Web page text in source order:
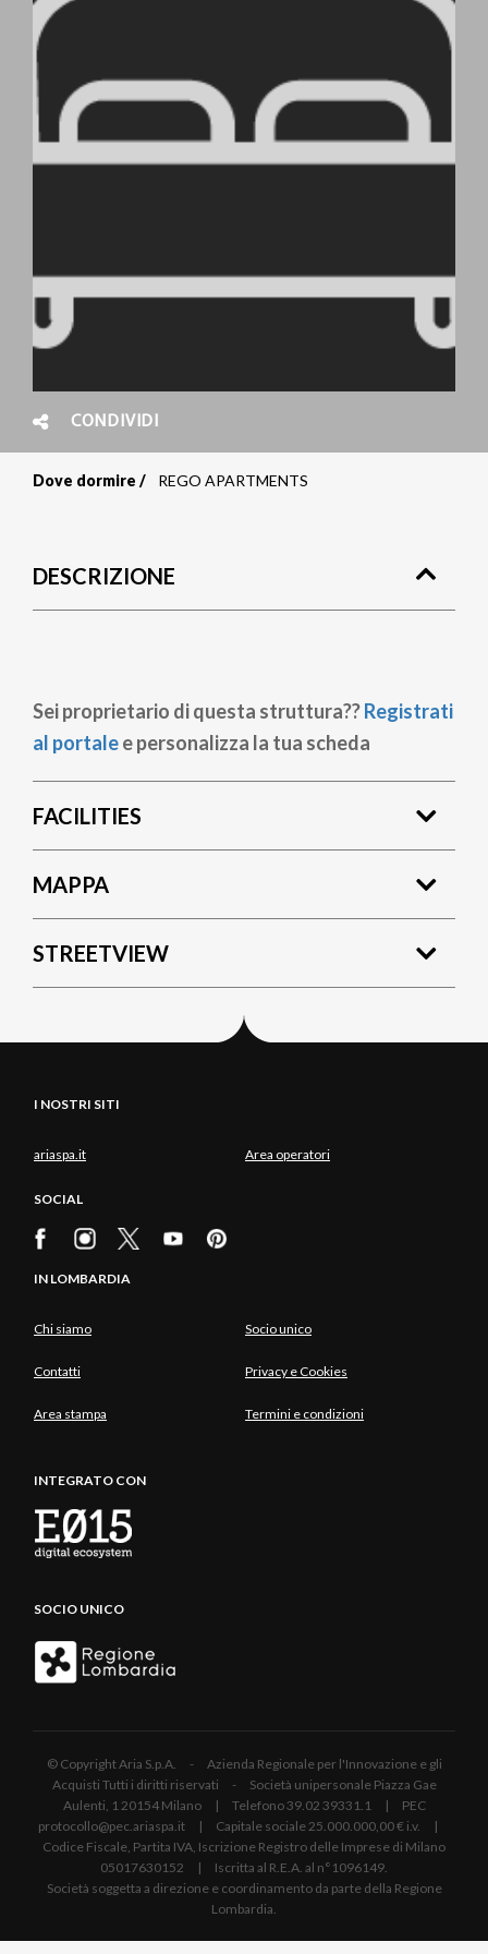
CONDIVIDI
pane
Dove dormire REGO APARTMENTS
DESCRIZIONE
Sei proprietario di questa struttura??Registrati
al portalee personalizza la tua scheda
FACILITIES
MAPPA
STREETVIEW
I NOSTRI SITI
ariaspa.it Area operatori
SOCIAL
IN LOMBARDIA
Chi siamo Socio unico
Contatti Privacy e Cookies
Area stampa Termini e condizioni
INTEGRATO CON
SOCIO UNICO
© Copyright Aria S.p.A. - Azienda Regionale per l'Innovazione e gli
Acquisti Tutti i diritti riservati - Società unipersonale Piazza Gae
Aulenti, 1 20154 Milano | Telefono 39.02 39331.1 | PEC
protocollo@pec.ariaspa.it | Capitale sociale 25.000.000,00 € i.v. |
Codice Fiscale, Partita IVA, Iscrizione Registro delle Imprese di Milano
05017630152 | Iscritta al R.E.A. al n°1096149.
Società soggetta a direzione e coordinamento da parte della Regione
Lombardia.